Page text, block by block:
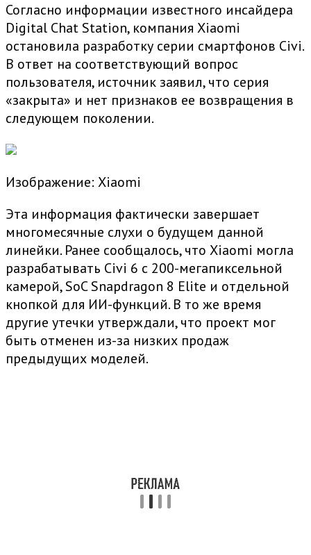
Согласно информации известного инсайдера
Digital Chat Station, компания Xiaomi
остановила разработку серии смартфонов Civi.
В ответ на соответствующий вопрос
пользователя, источник заявил, что серия
«закрыта» и нет признаков ее возвращения в
следующем поколении.
Изображение: Xiaomi
Эта информация фактически завершает
многомесячные слухи о будущем данной
линейки. Ранее сообщалось, что Xiaomi могла
разрабатывать Civi 6 с 200-мегапиксельной
камерой, SoC Snapdragon 8 Elite и отдельной
кнопкой для ИИ-функций. В то же время
другие утечки утверждали, что проект мог
быть отменен из-за низких продаж
предыдущих моделей.